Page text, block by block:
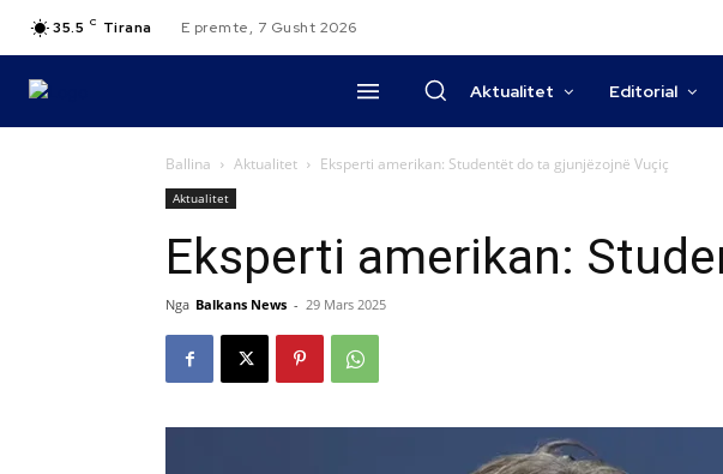
35.5 C Tirana E premte, 7 Gusht 2026
Aktualitet Editorial
Ballina Aktualitet Eksperti amerikan: Studentët do ta gjunjëzojnë Vuçiç
Aktualitet
Eksperti amerikan:
Nga Balkans News - 29 Mars 2025